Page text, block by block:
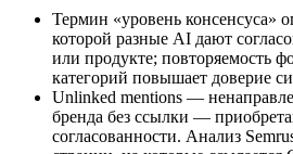
Термин «уровень консенсуса»
которой разные AI дают
или продукте; повторяемость
категорий повышает доверие
Unlinked mentions —
бренда без ссылки —
согласованности. Анализ